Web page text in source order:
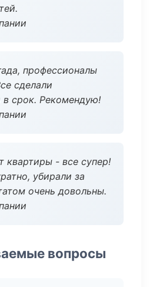
профессионалы
сделали
в срок. Рекомендую!
квартиры - все супер!
убирали за
очень довольны.
вопросы